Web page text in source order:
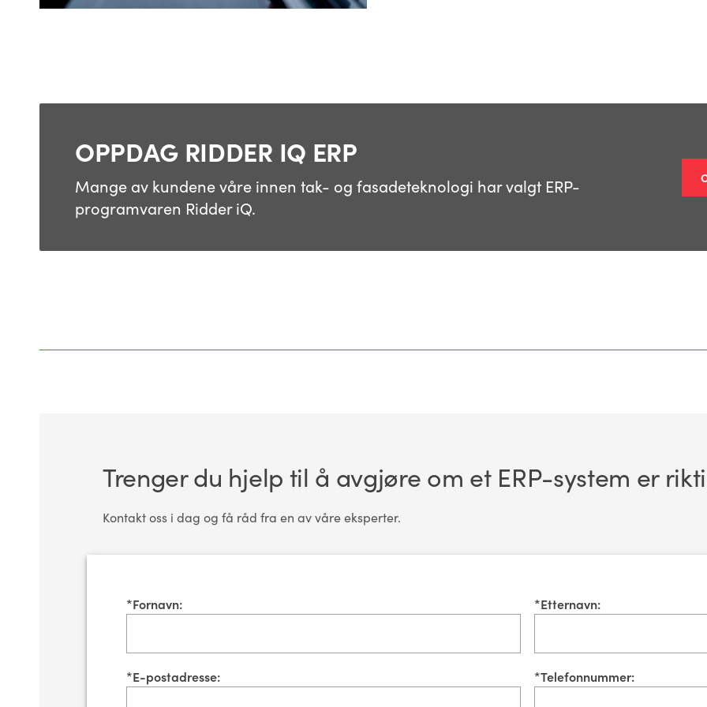
OPPDAG RIDDER IQ ERP
Mange av kundene våre innen tak- og fasadeteknologi har valgt ERP-
programvaren Ridder iQ.
Trenger du hjelp til å avgjøre om et ERP-system er
Kontakt oss i dag og få råd fra en av våre eksperter.
*Fornavn: *Etternavn:
*E-postadresse: *Telefonnummer: